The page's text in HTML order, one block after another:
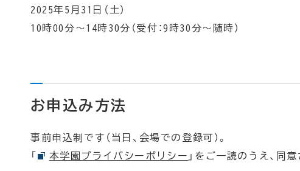
2025年5月31日（土）
10時00分～14時30分（受付：9時30分～随時）
お申込み方法
事前申込制です（当日、会場での登録可）。
「
本学園プライバシーポリシー 」をご一読のうえ、同